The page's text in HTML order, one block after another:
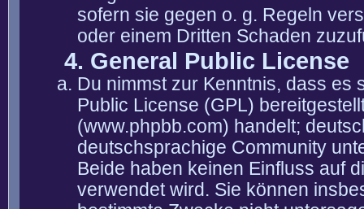
sofern sie gegen o. g. Regeln
oder einem Dritten Schaden
4. General Public License
Du nimmst zur Kenntnis, dass es
Public License (GPL)
(www.phpbb.com) handelt;
deutschsprachige Community
Beide haben keinen Einfluss auf
verwendet wird. Sie können